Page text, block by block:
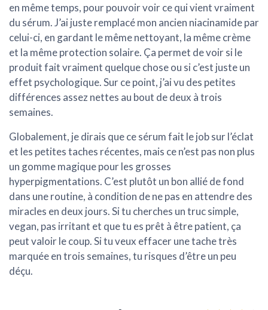
en même temps, pour pouvoir voir ce qui vient vraiment
du sérum. J’ai juste remplacé mon ancien niacinamide par
celui-ci, en gardant le même nettoyant, la même crème
et la même protection solaire. Ça permet de voir si le
produit fait vraiment quelque chose ou si c’est juste un
effet psychologique. Sur ce point, j’ai vu des petites
différences assez nettes au bout de deux à trois
semaines.
Globalement, je dirais que ce sérum fait le job sur l’éclat
et les petites taches récentes, mais ce n’est pas non plus
un gomme magique pour les grosses
hyperpigmentations. C’est plutôt un bon allié de fond
dans une routine, à condition de ne pas en attendre des
miracles en deux jours. Si tu cherches un truc simple,
vegan, pas irritant et que tu es prêt à être patient, ça
peut valoir le coup. Si tu veux effacer une tache très
marquée en trois semaines, tu risques d’être un peu
déçu.